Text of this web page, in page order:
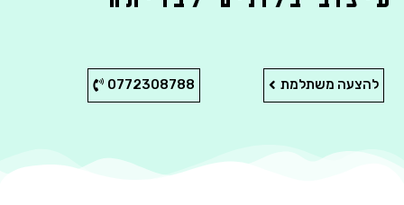
להצעה משתלמת 0772308788